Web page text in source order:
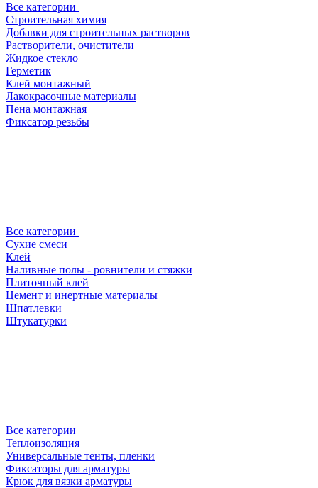
Все категории
Строительная химия
Добавки для строительных растворов
Растворители, очистители
Жидкое стекло
Герметик
Клей монтажный
Лакокрасочные материалы
Пена монтажная
Фиксатор резьбы
Все категории
Сухие смеси
Клей
Наливные полы - ровнители и стяжки
Плиточный клей
Цемент и инертные материалы
Шпатлевки
Штукатурки
Все категории
Теплоизоляция
Универсальные тенты, пленки
Фиксаторы для арматуры
Крюк для вязки арматуры